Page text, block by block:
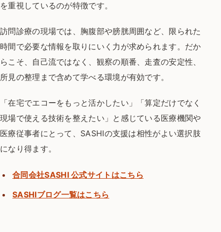
を重視しているのが特徴です。
訪問診療の現場では、胸腹部や膀胱周囲など、限られた
時間で必要な情報を取りにいく力が求められます。だか
らこそ、自己流ではなく、観察の順番、走査の安定性、
所見の整理まで含めて学べる環境が有効です。
「在宅でエコーをもっと活かしたい」「算定だけでなく
現場で使える技術を整えたい」と感じている医療機関や
医療従事者にとって、SASHIの支援は相性がよい選択肢
になり得ます。
合同会社SASHI 公式サイトはこちら
SASHIブログ一覧はこちら